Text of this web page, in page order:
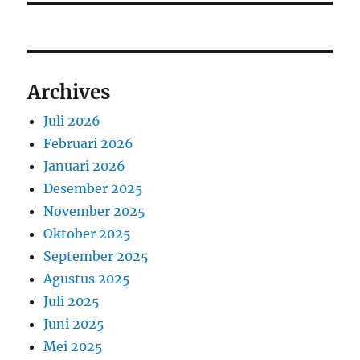
Archives
Juli 2026
Februari 2026
Januari 2026
Desember 2025
November 2025
Oktober 2025
September 2025
Agustus 2025
Juli 2025
Juni 2025
Mei 2025